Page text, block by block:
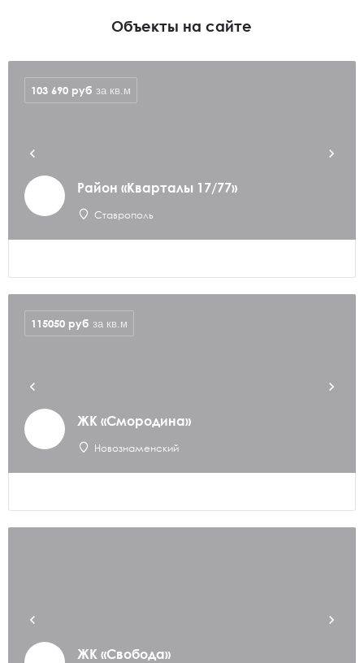
Объекты на сайте
Район «Кварталы 17/77»
Ставрополь
103 690 руб за кв.м
ЖК «Смородина»
Новознаменский
115050 руб за кв.м
ЖК «Свобода»